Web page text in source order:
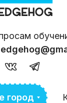
город